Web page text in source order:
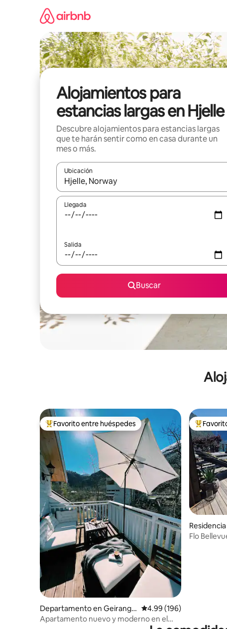
Alojamientos para
estancias largas en Hjelle
Descubre alojamientos para estancias largas
que te harán sentir como en casa durante un
mes o más.
Ubicación
Cuando los resultados estén disponibles, podrás
Llegada
Salida
Buscar
De los mejores en Favorito entre huéspedes
Favorito entre huéspedes
Departamento en Geirange
r
Calificación promedio:
4.99 (196)
Apartamento nuevo y moderno en el
De los
Flo Bellevue Villa privada con